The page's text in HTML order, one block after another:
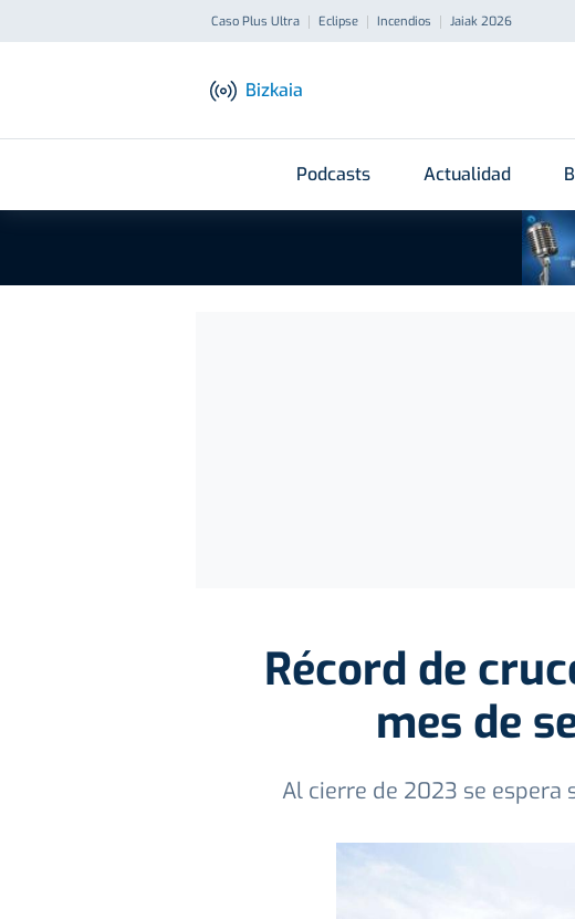
Caso Plus Ultra Eclipse Incendios Jaiak 2026
Bizkaia
Podcasts Actualidad
Récord de
mes de
Al cierre de 2023 se espera